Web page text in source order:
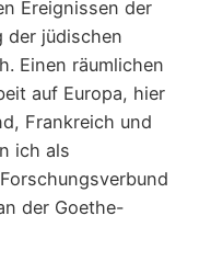
Ereignissen der
der jüdischen
Einen räumlichen
auf Europa, hier
Frankreich und
ich als
der Goethe-